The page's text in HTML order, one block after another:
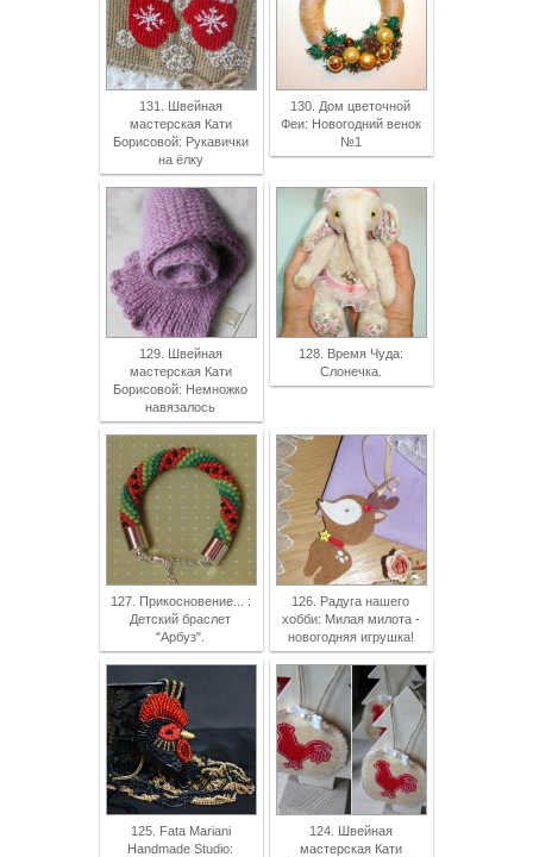
131. Швейная
мастерская Кати
Борисовой: Рукавички
на ёлкy
130. Дом цветочной
Феи: Новогодний венок
№1
129. Швейная
мастерская Кати
Борисовой: Немножко
навязалось
128. Время Чуда:
Слонечка.
127. Прикосновение... :
Детский браслет
"Арбуз".
126. Радуга нашего
хобби: Милая милота -
новогодняя игрушка!
125. Fata Mariani
Handmade Studio:
124. Швейная
мастерская Кати